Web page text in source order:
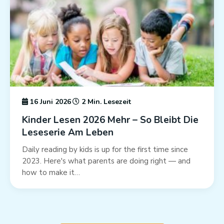
16 Juni 2026 2 Min. Lesezeit
Kinder Lesen 2026 Mehr – So Bleibt Die
Leseserie Am Leben
Daily reading by kids is up for the first time since
2023. Here's what parents are doing right — and
how to make it…